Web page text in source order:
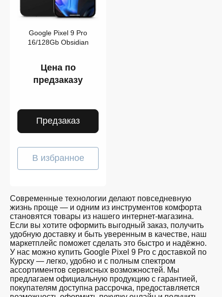
Google Pixel 9 Pro
16/128Gb Obsidian
Цена по
предзаказу
Предзаказ
В избранное
Современные технологии делают повседневную
жизнь проще — и одним из инструментов комфорта
становятся товары из нашего интернет-магазина.
Если вы хотите оформить выгодный заказ, получить
удобную доставку и быть уверенным в качестве, наш
маркетплейс поможет сделать это быстро и надёжно.
У нас можно купить Google Pixel 9 Pro с доставкой по
Курску — легко, удобно и с полным спектром
ассортиментов сервисных возможностей. Мы
предлагаем официальную продукцию с гарантией,
покупателям доступна рассрочка, предоставляется